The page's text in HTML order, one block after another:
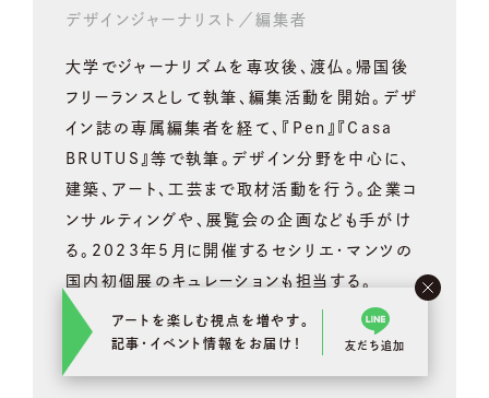
デザインジャーナリスト／編集者
大学でジャーナリズムを専攻後、渡仏。帰国後
フリーランスとして執筆、編集活動を開始。デザ
イン誌の専属編集者を経て、『Pen』『Casa
BRUTUS』等で執筆。デザイン分野を中心に、
建築、アート、工芸まで取材活動を行う。企業コ
ンサルティングや、展覧会の企画なども手がけ
る。2023年5月に開催するセシリエ・マンツの
国内初個展のキュレーションも担当する。
VIEW DETAILS
アートを楽しむ視点を増やす。
記事･イベント情報をお届け！
友だち追加